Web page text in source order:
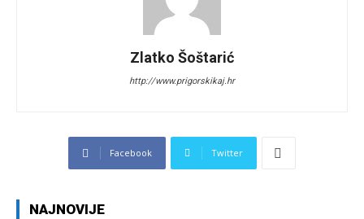
Zlatko Šoštarić
http://www.prigorskikaj.hr
Facebook Twitter
NAJNOVIJE